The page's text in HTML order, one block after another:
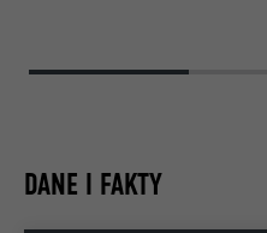
DANE I FAKTY